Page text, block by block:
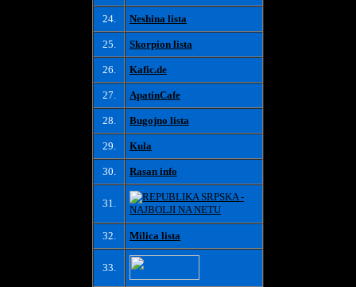
24. Neshina lista
25. Skorpion lista
26. Kafic.de
27. ApatinCafe
28. Bugojno lista
29. Kula
30. Rasan info
31.
32. Milica lista
33.